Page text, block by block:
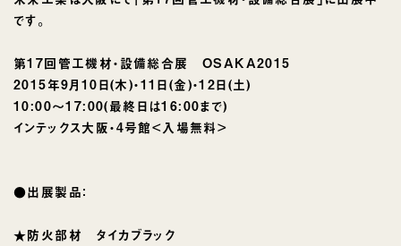
です。
第17回管工機材・設備総合展 OSAKA2015
2015年9月10日(木)・11日(金)・12日(土)
10:00〜17:00(最終日は16:00まで)
インテックス大阪・4号館<入場無料>
●出展製品：
★防火部材 タイカブラック